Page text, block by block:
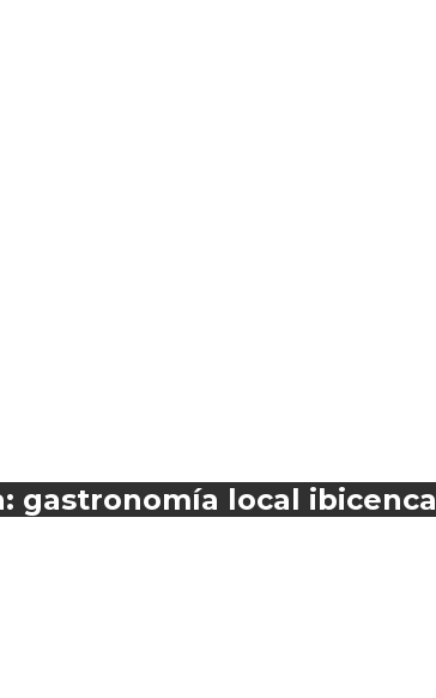
gastronomía local ibicenca